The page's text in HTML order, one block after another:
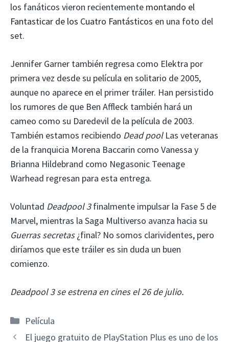
los fanáticos vieron recientemente montando el
Fantasticar de los Cuatro Fantásticos en una foto del
set.
Jennifer Garner también regresa como Elektra por
primera vez desde su película en solitario de 2005,
aunque no aparece en el primer tráiler. Han persistido
los rumores de que Ben Affleck también hará un
cameo como su Daredevil de la película de 2003.
También estamos recibiendo Dead poolLas veteranas
de la franquicia Morena Baccarin como Vanessa y
Brianna Hildebrand como Negasonic Teenage
Warhead regresan para esta entrega.
Voluntad Deadpool 3finalmente impulsar la Fase 5 de
Marvel, mientras la Saga Multiverso avanza hacia su
Guerras secretas¿final? No somos clarividentes, pero
diríamos que este tráiler es sin duda un buen
comienzo.
Deadpool 3 se estrena en cines el 26 de julio.
Categorías
Película
El juego gratuito de PlayStation Plus es uno de los